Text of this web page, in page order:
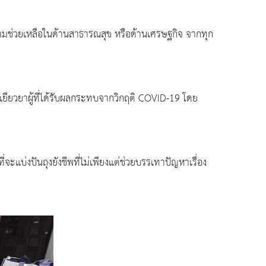
ช่วยเหลือในด้านสาธารณสุข หรือด้านเศรษฐกิจ จากทุก
ยวยาผู้ที่ได้รับผลกระทบจากวิกฤติ COVID-19 โดย
แบ่งปันถุงยังชีพที่ไม่เพียงแต่ช่วยบรรเทาปัญหาเรื่อง